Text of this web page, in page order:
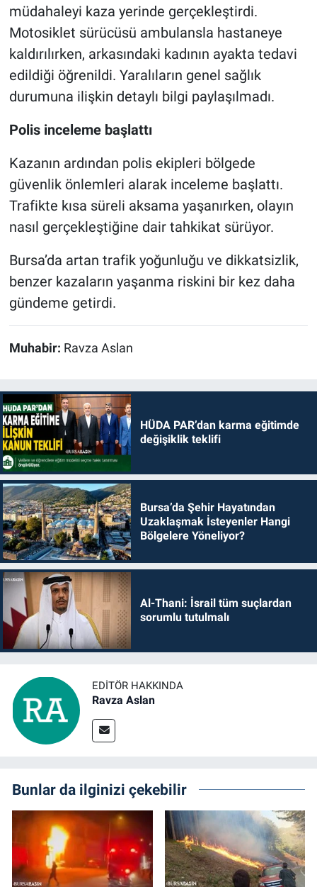
müdahaleyi kaza yerinde gerçekleştirdi.
Motosiklet sürücüsü ambulansla hastaneye
kaldırılırken, arkasındaki kadının ayakta tedavi
edildiği öğrenildi. Yaralıların genel sağlık
durumuna ilişkin detaylı bilgi paylaşılmadı.
Polis inceleme başlattı
Kazanın ardından polis ekipleri bölgede
güvenlik önlemleri alarak inceleme başlattı.
Trafikte kısa süreli aksama yaşanırken, olayın
nasıl gerçekleştiğine dair tahkikat sürüyor.
Bursa’da artan trafik yoğunluğu ve dikkatsizlik,
benzer kazaların yaşanma riskini bir kez daha
gündeme getirdi.
Muhabir: Ravza Aslan
HÜDA PAR’dan karma eğitimde
değişiklik teklifi
Bursa’da Şehir Hayatından
Uzaklaşmak İsteyenler Hangi
Bölgelere Yöneliyor?
Al-Thani: İsrail tüm suçlardan
sorumlu tutulmalı
EDITÖR HAKKINDA
Ravza Aslan
Bunlar da ilginizi çekebilir